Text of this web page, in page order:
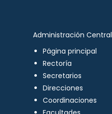
Administración Central
Página principal
Rectoría
Secretarios
Direcciones
Coordinaciones